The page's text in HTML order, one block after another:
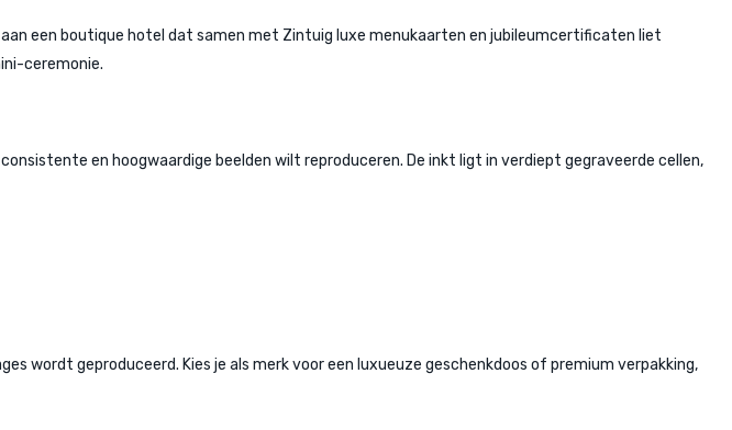
een boutique hotel dat samen met Zintuig luxe menukaarten en jubileumcertificaten liet
ceremonie.
en hoogwaardige beelden wilt reproduceren. De inkt ligt in verdiept gegraveerde cellen,
wordt geproduceerd. Kies je als merk voor een luxueuze geschenkdoos of premium verpakking,